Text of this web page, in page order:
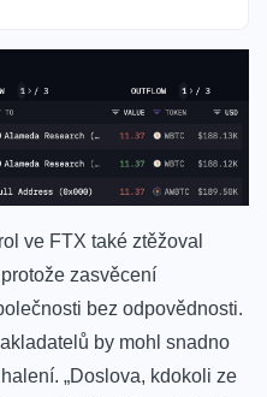
ve FTX také ztěžoval
zasvěcení
bez odpovědnosti.
by mohl snadno
„Doslova, kdokoli ze